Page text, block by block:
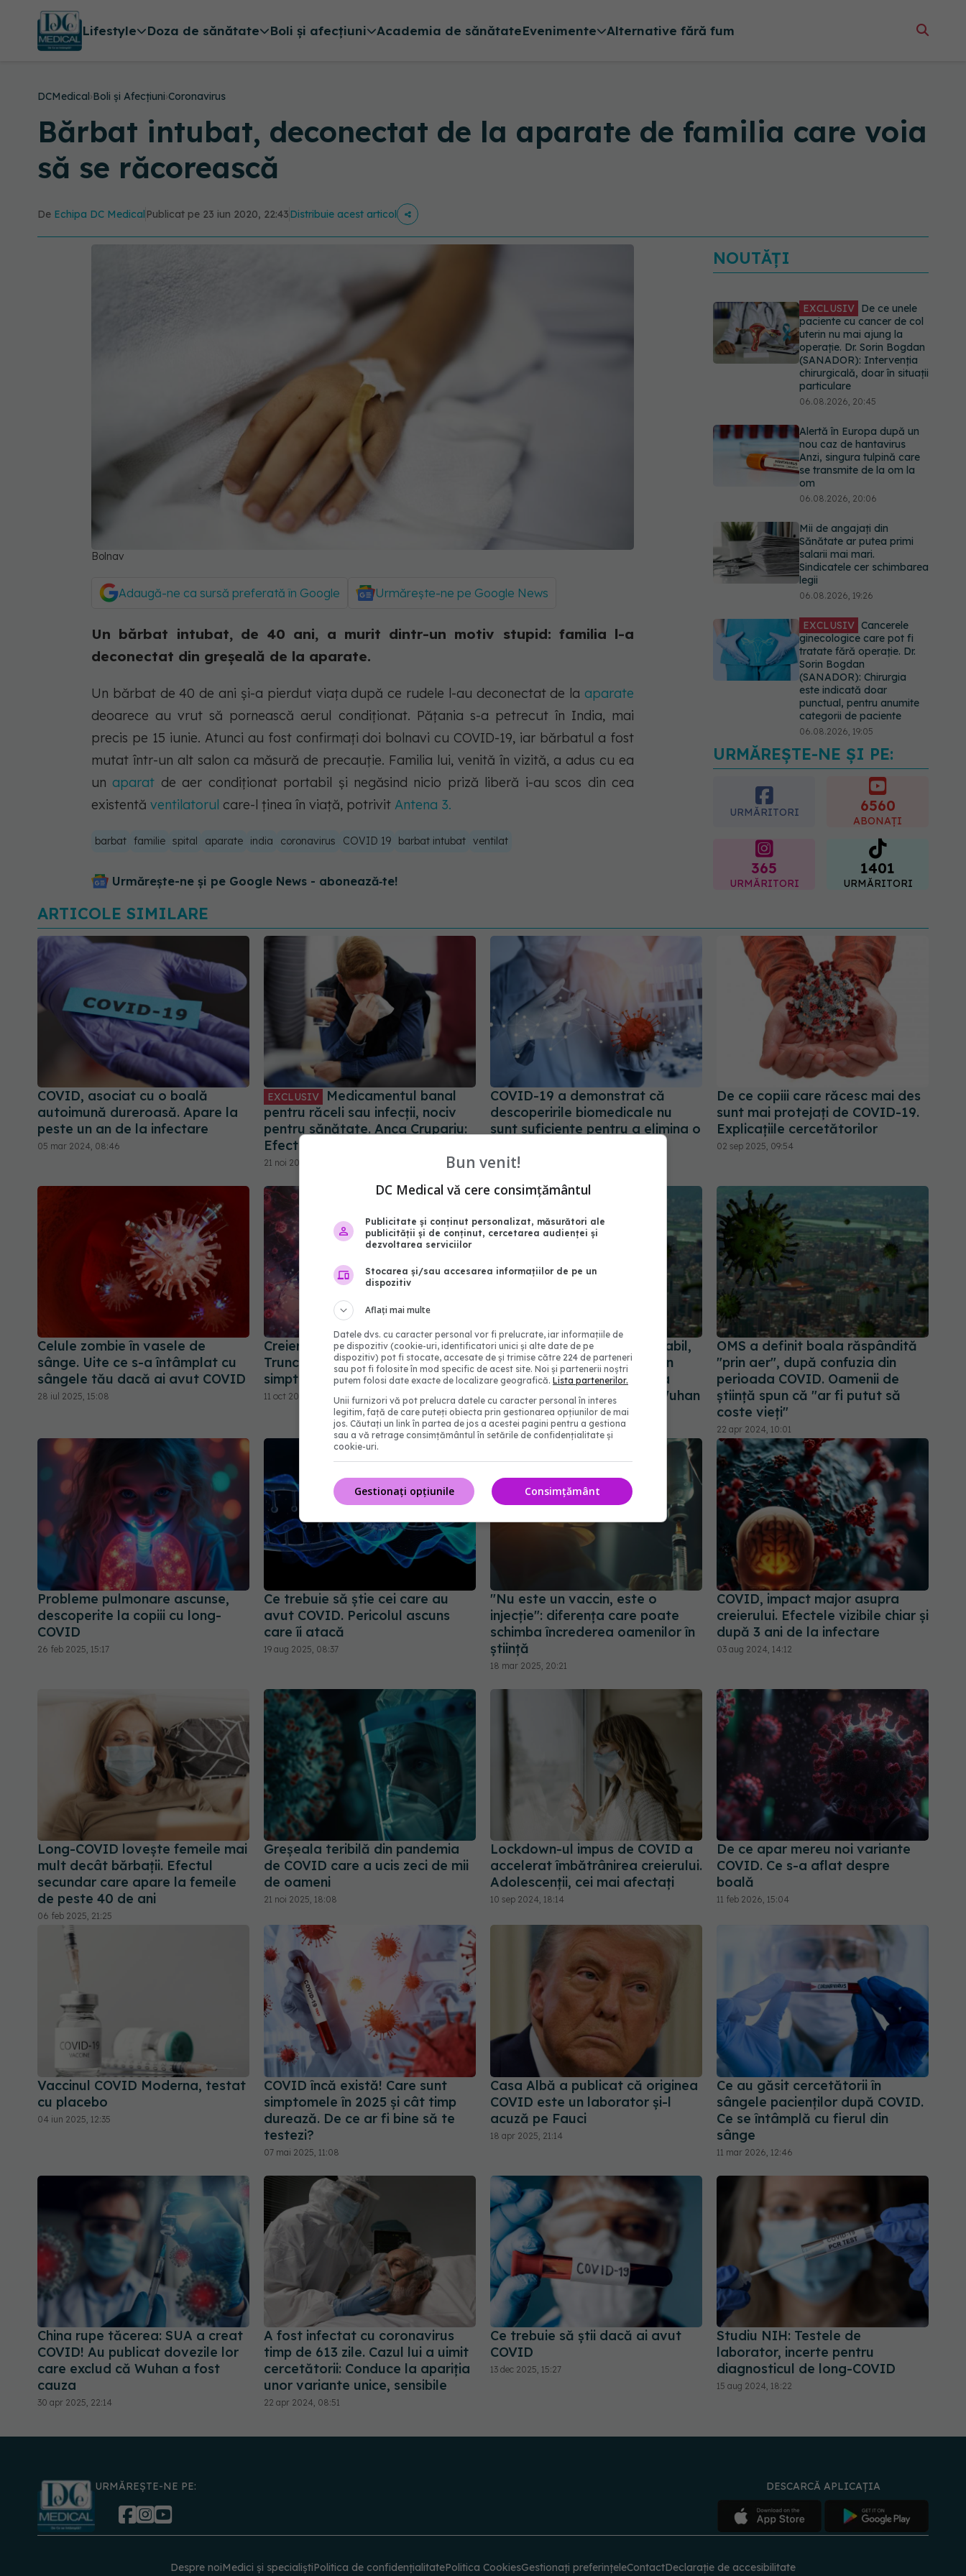
Lifestyle Doza de sănătate Boli și afecțiuni Academia de sănătateEvenimente Alternative fără fum
DCMedical›Boli și Afecțiuni›Coronavirus
Bărbat intubat, deconectat de la aparate de familia care voia
să se răcorească
De Echipa DC Medical Publicat pe 23 iun 2020, 22:43Distribuie acest articol
Bolnav
Adaugă-ne ca sursă preferată în Google Urmărește-ne pe Google News
Un bărbat intubat, de 40 ani, a murit dintr-un motiv stupid: familia l-a
deconectat din greșeală de la aparate.
Un bărbat de 40 de ani și-a pierdut viața după ce rudele l-au deconectat de la aparate
deoarece au vrut să pornească aerul condiționat. Pățania s-a petrecut în India, mai
precis pe 15 iunie. Atunci au fost confirmați doi bolnavi cu COVID-19, iar bărbatul a fost
mutat într-un alt salon ca măsură de precauție. Familia lui, venită în vizită, a adus cu ea
un aparat de aer condiționat portabil și negăsind nicio priză liberă i-au scos din cea
existentă ventilatorul care-l ținea în viață, potrivit Antena 3.
barbat familie spital aparate india coronavirus COVID 19 barbat intubat ventilat
Urmărește-ne și pe Google News - abonează‑te!
NOUTĂȚI
EXCLUSIV De ce unele
paciente cu cancer de col
uterin nu mai ajung la
operație. Dr. Sorin Bogdan
(SANADOR): Intervenția
chirurgicală, doar în situații
particulare
06.08.2026, 20:45
Alertă în Europa după un
nou caz de hantavirus
Anzi, singura tulpină care
se transmite de la om la
om
06.08.2026, 20:06
Mii de angajați din
Sănătate ar putea primi
salarii mai mari.
Sindicatele cer schimbarea
legii
06.08.2026, 19:26
EXCLUSIV Cancerele
ginecologice care pot fi
tratate fără operație. Dr.
Sorin Bogdan
(SANADOR): Chirurgia
este indicată doar
punctual, pentru anumite
categorii de paciente
06.08.2026, 19:05
EXCLUSIV Brahiterapie
vs radioterapie externă în
cancerul ginecologic. Dr.
Sorin Bogdan (SANADOR)
explică diferența și cum
acționează tratamentul
URMĂREȘTE-NE ȘI PE:
URMĂRITORI 6560
ABONAȚI
365
URMĂRITORI
1401
URMĂRITORI
ARTICOLE SIMILARE
COVID, asociat cu o boală
autoimună dureroasă. Apare la
peste un an de la infectare
05 mar 2024, 08:46
EXCLUSIV
Medicamentul banal
pentru răceli sau infecții, nociv
pentru sănătate. Anca Crupariu:
Efect dramatic
21 noi 2023, 18:11
COVID-19 a demonstrat că
descoperirile biomedicale nu
sunt suficiente pentru a elimina o
05 mar 2025, 21:11
De ce copiii care răcesc mai des
sunt mai protejați de COVID-19.
Explicațiile cercetătorilor
02 sep 2025, 09:54
Celule zombie în vasele de
sânge. Uite ce s-a întâmplat cu
sângele tău dacă ai avut COVID
28 iul 2025, 15:08
Creierul afectat de COVID-19.
Trunchiul cerebral, cheia
simptomelor pe termen lung
11 oct 2025, 15:54
CIA afirmă că, cel mai probabil,
"COVID-19 a apărut dintr-un
laborator": O scurgere de la
Institutul de Virologie din Wuhan
26 ian 2025, 16:30
OMS a definit boala răspândită
"prin aer", după confuzia din
perioada COVID. Oamenii de
știință spun că "ar fi putut să
coste vieți"
22 apr 2024, 10:01
Probleme pulmonare ascunse,
descoperite la copiii cu long-
COVID
26 feb 2025, 15:17
Ce trebuie să știe cei care au
avut COVID. Pericolul ascuns
care îi atacă
19 aug 2025, 08:37
"Nu este un vaccin, este o
injecție": diferența care poate
schimba încrederea oamenilor în
știință
18 mar 2025, 20:21
COVID, impact major asupra
creierului. Efectele vizibile chiar și
după 3 ani de la infectare
03 aug 2024, 14:12
Long-COVID lovește femeile mai
mult decât bărbații. Efectul
secundar care apare la femeile
de peste 40 de ani
06 feb 2025, 21:25
Greșeala teribilă din pandemia
de COVID care a ucis zeci de mii
de oameni
21 noi 2025, 18:08
Lockdown-ul impus de COVID a
accelerat îmbătrânirea creierului.
Adolescenții, cei mai afectați
10 sep 2024, 18:14
De ce apar mereu noi variante
COVID. Ce s-a aflat despre
boală
11 feb 2026, 15:04
Vaccinul COVID Moderna, testat
cu placebo
04 iun 2025, 12:35
COVID încă există! Care sunt
simptomele în 2025 și cât timp
durează. De ce ar fi bine să te
testezi?
07 mai 2025, 11:08
Casa Albă a publicat că originea
COVID este un laborator și-l
acuză pe Fauci
18 apr 2025, 21:14
Ce au găsit cercetătorii în
sângele pacienților după COVID.
Ce se întâmplă cu fierul din
sânge
11 mar 2026, 12:46
China rupe tăcerea: SUA a creat
COVID! Au publicat dovezile lor
care exclud că Wuhan a fost
cauza
30 apr 2025, 22:14
A fost infectat cu coronavirus
timp de 613 zile. Cazul lui a uimit
cercetătorii: Conduce la apariția
unor variante unice, sensibile
22 apr 2024, 08:51
Ce trebuie să știi dacă ai avut
COVID
13 dec 2025, 15:27
Studiu NIH: Testele de
laborator, incerte pentru
diagnosticul de long-COVID
15 aug 2024, 18:22
URMĂREȘTE-NE PE: DESCARCĂ APLICAȚIA
Despre noiMedici și specialiștiPolitica de confidențialitatePolitica CookiesGestionați preferințeleContactDeclarație de accesibilitate
Bun venit!
DC Medical vă cere consimțământul
Publicitate și conținut personalizat, măsurători ale
publicității și de conținut, cercetarea audienței și
dezvoltarea serviciilor
Stocarea și/sau accesarea informațiilor de pe un
dispozitiv
Aflați mai multe
Datele dvs. cu caracter personal vor fi prelucrate, iar informațiile de
pe dispozitiv (cookie-uri, identificatori unici și alte date de pe
dispozitiv) pot fi stocate, accesate de și trimise către 224 de parteneri
sau pot fi folosite în mod specific de acest site. Noi și partenerii noștri
putem folosi date exacte de localizare geografică. Lista partenerilor.
Unii furnizori vă pot prelucra datele cu caracter personal în interes
legitim, față de care puteți obiecta prin gestionarea opțiunilor de mai
jos. Căutați un link în partea de jos a acestei pagini pentru a gestiona
sau a vă retrage consimțământul în setările de confidențialitate și
cookie-uri.
Consimțământ
Gestionați opțiunile